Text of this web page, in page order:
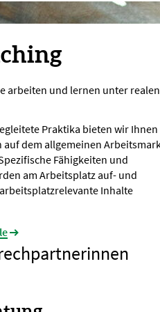
arbeiten und lernen unter realen
Praktika bieten wir Ihnen
auf dem allgemeinen
Fähigkeiten und
am Arbeitsplatz auf- und
Inhalte